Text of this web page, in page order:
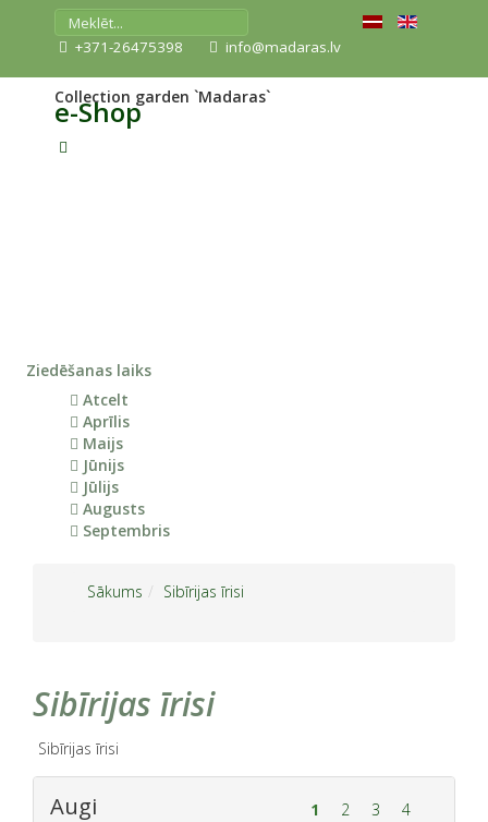
+371-26475398 info@madaras.lv
e-Shop
Collection garden `Madaras`
Ziedēšanas laiks
Atcelt
Aprīlis
Maijs
Jūnijs
Jūlijs
Augusts
Septembris
Sākums Sibīrijas īrisi
Sibīrijas īrisi
Sibīrijas īrisi
Augi 1 2 3 4